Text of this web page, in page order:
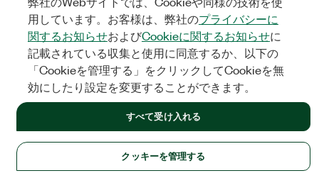
TwitterYouTube
法令関連情報|IMPRINT|プライバシー|クッキーを管理する
NATIONAL INSTRUMENTS CORP. ALL RIGHTS RESERVED.
用しています。お客様は、弊社のプライバシーに
関するお知らせおよびCookieに関するお知らせに
記載されている収集と使用に同意するか、以下の
「Cookieを管理する」をクリックしてCookieを無
効にしたり設定を変更することができます。
クッキーを管理する
すべて受け入れる